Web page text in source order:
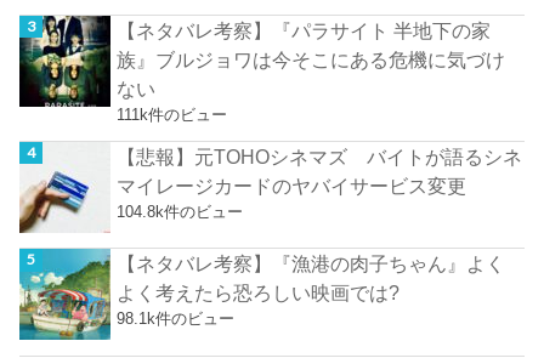
【ネタバレ考察】『パラサイト 半地下の家
族』ブルジョワは今そこにある危機に気づけ
ない
111k件のビュー
【悲報】元TOHOシネマズ バイトが語るシネ
マイレージカードのヤバイサービス変更
104.8k件のビュー
【ネタバレ考察】『漁港の肉子ちゃん』よく
よく考えたら恐ろしい映画では?
98.1k件のビュー